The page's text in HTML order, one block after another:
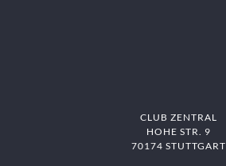
CLUB ZENTRAL
HOHE STR. 9
70174 STUTTGART